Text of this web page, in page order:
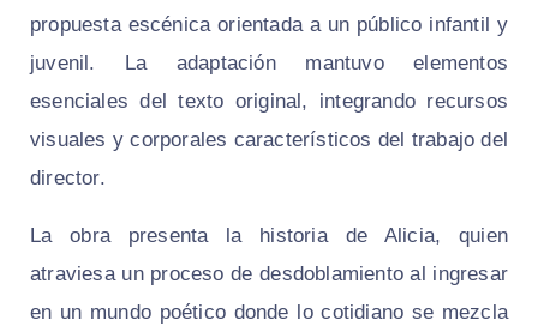
propuesta escénica orientada a un público infantil y
juvenil. La adaptación mantuvo elementos
esenciales del texto original, integrando recursos
visuales y corporales característicos del trabajo del
director.
La obra presenta la historia de Alicia, quien
atraviesa un proceso de desdoblamiento al ingresar
en un mundo poético donde lo cotidiano se mezcla